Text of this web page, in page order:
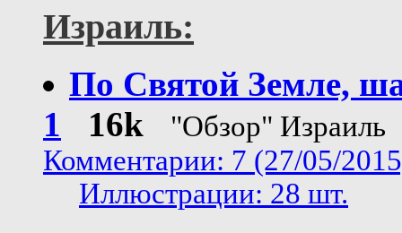
Израиль:
По Святой Земле,
1
16k
"Обзор" Израиль
Комментарии: 7 (27/05/
Иллюстрации: 28 шт.